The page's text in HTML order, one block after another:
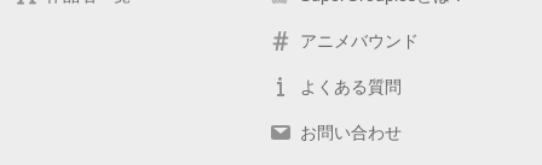
アニメバウンド
よくある質問
お問い合わせ